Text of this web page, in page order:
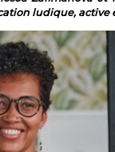
ludique, active